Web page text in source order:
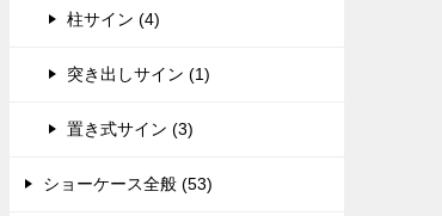
柱サイン (4)
突き出しサイン (1)
置き式サイン (3)
ショーケース全般 (53)